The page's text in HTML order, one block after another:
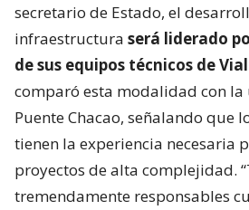
secretario de Estado, el
infraestructura será liderado
de sus equipos técnicos de
comparó esta modalidad con la
Puente Chacao, señalando que
tienen la experiencia necesaria
proyectos de alta complejidad.
tremendamente responsables